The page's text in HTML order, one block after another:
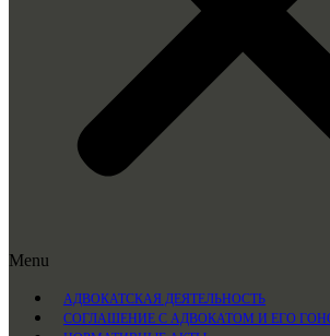
Menu
АДВОКАТСКАЯ ДЕЯТЕЛЬНОСТЬ
СОГЛАШЕНИЕ С АДВОКАТОМ И ЕГО